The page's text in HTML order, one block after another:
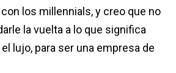
los millennials, y creo que no
la vuelta a lo que significa
lujo, para ser una empresa de